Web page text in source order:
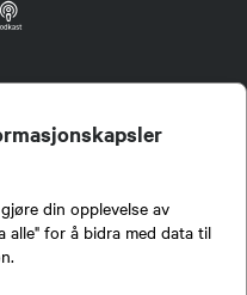
din opplevelse av
alle" for å bidra med data til
formidling av kunnskap om jakt og
men har et sterkt jakt-, fiske-, og